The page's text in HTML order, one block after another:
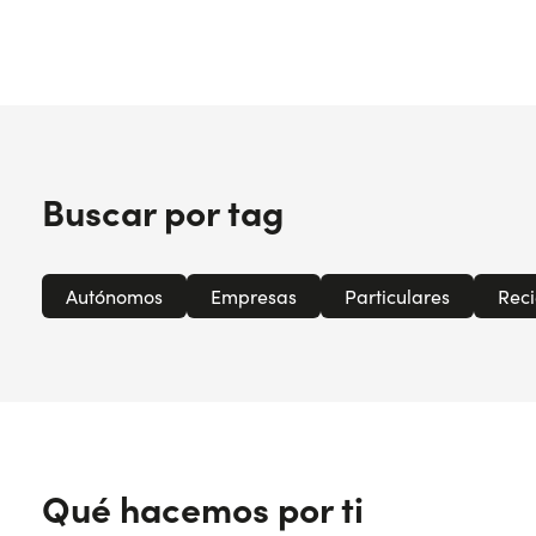
Buscar por tag
Autónomos Empresas Particulares
Qué hacemos por ti